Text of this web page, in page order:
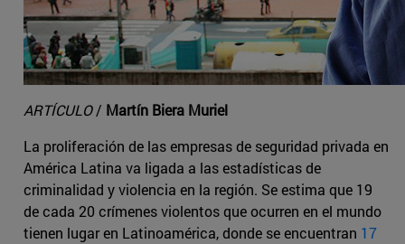
ARTÍCULO/ Martín Biera Muriel
La proliferación de las empresas de seguridad privada en
América Latina va ligada a las estadísticas de
criminalidad y violencia en la región. Se estima que 19
de cada 20 crímenes violentos que ocurren en el mundo
tienen lugar en Latinoamérica, donde se encuentran 17